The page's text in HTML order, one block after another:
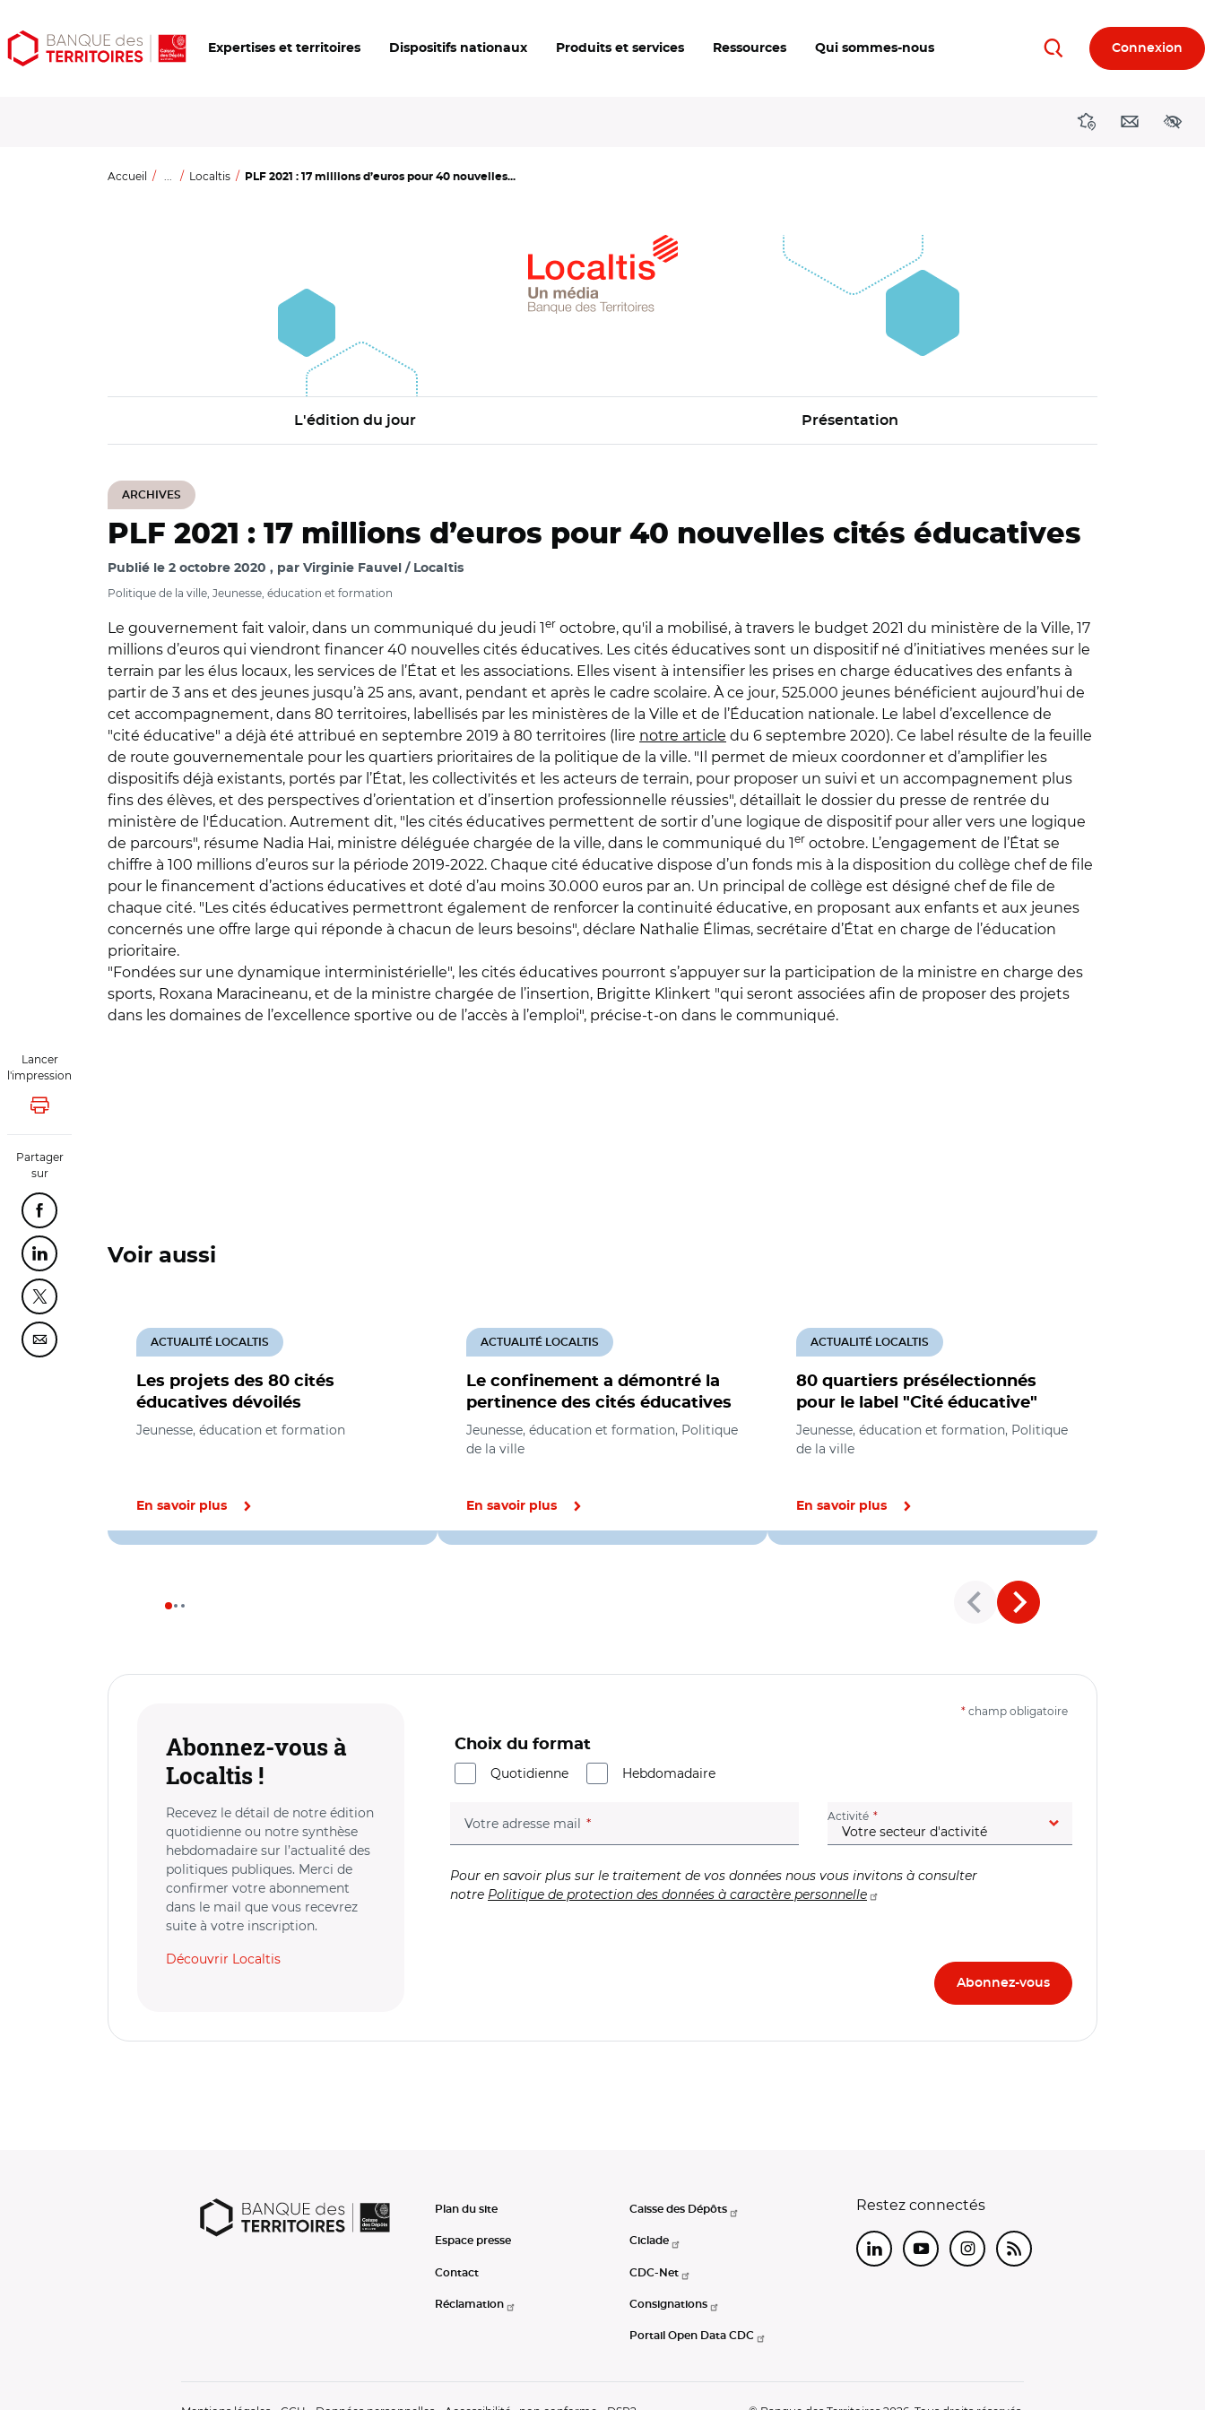
Aller
au
Aller
au
Ouvrir
les
Expertises et territoires Dispositifs nationaux Produits et services Ressources Qui sommes-nous RechercherConnexion
DirectionsContact
Accueil ... Localtis PLF 2021 : 17 millions d’euros pour 40 nouvelles...
L'édition du jour Présentation
ARCHIVES
Lancer
l'impression
Lancer l'impression
Partager
sur
Partager cette page sur Facebook
Partager cette page sur Linkedin
Partager cette page sur Twitter
Partager cette page sur Courriel
PLF 2021 : 17 millions d’euros pour 40 nouvelles cités éducatives
Publié le 2 octobre 2020 par Virginie Fauvel / Localtis
Politique de la ville, Jeunesse, éducation et formation
Le gouvernement fait valoir, dans un communiqué du jeudi 1er octobre, qu'il a mobilisé, à travers le budget 2021 du ministère de la Ville, 17
millions d’euros qui viendront financer 40 nouvelles cités éducatives. Les cités éducatives sont un dispositif né d’initiatives menées sur le
terrain par les élus locaux, les services de l’État et les associations. Elles visent à intensifier les prises en charge éducatives des enfants à
partir de 3 ans et des jeunes jusqu’à 25 ans, avant, pendant et après le cadre scolaire. À ce jour, 525.000 jeunes bénéficient aujourd’hui de
cet accompagnement, dans 80 territoires, labellisés par les ministères de la Ville et de l’Éducation nationale. Le label d’excellence de
"cité éducative" a déjà été attribué en septembre 2019 à 80 territoires (lire notre article du 6 septembre 2020). Ce label résulte de la feuille
de route gouvernementale pour les quartiers prioritaires de la politique de la ville. "Il permet de mieux coordonner et d’amplifier les
dispositifs déjà existants, portés par l’État, les collectivités et les acteurs de terrain, pour proposer un suivi et un accompagnement plus
fins des élèves, et des perspectives d’orientation et d’insertion professionnelle réussies", détaillait le dossier du presse de rentrée du
ministère de l'Éducation. Autrement dit, "les cités éducatives permettent de sortir d’une logique de dispositif pour aller vers une logique
de parcours", résume Nadia Hai, ministre déléguée chargée de la ville, dans le communiqué du 1er octobre. L’engagement de l’État se
chiffre à 100 millions d’euros sur la période 2019-2022. Chaque cité éducative dispose d’un fonds mis à la disposition du collège chef de file
pour le financement d’actions éducatives et doté d’au moins 30.000 euros par an. Un principal de collège est désigné chef de file de
chaque cité. "Les cités éducatives permettront également de renforcer la continuité éducative, en proposant aux enfants et aux jeunes
concernés une offre large qui réponde à chacun de leurs besoins", déclare Nathalie Élimas, secrétaire d’État en charge de l’éducation
prioritaire.
"Fondées sur une dynamique interministérielle", les cités éducatives pourront s’appuyer sur la participation de la ministre en charge des
sports, Roxana Maracineanu, et de la ministre chargée de l’insertion, Brigitte Klinkert "qui seront associées afin de proposer des projets
dans les domaines de l’excellence sportive ou de l’accès à l’emploi", précise-t-on dans le communiqué.
Voir aussi
Les projets des 80 cités
éducatives dévoilés
ACTUALITÉ LOCALTIS
Jeunesse, éducation et formation
En savoir plus
Le confinement a démontré la
pertinence des cités éducatives
ACTUALITÉ LOCALTIS
Jeunesse, éducation et formation, Politique
de la ville
En savoir plus
80 quartiers présélectionnés
pour le label "Cité éducative"
ACTUALITÉ LOCALTIS
Jeunesse, éducation et formation, Politique
de la ville
En savoir plus
Abonnez-vous à
Localtis !
Recevez le détail de notre édition
quotidienne ou notre synthèse
hebdomadaire sur l’actualité des
politiques publiques. Merci de
confirmer votre abonnement
dans le mail que vous recevrez
suite à votre inscription.
Découvrir Localtis
* champ obligatoire
Choix du format
Quotidienne
Hebdomadaire
Votre adresse mail (champ obligatoire) Activité (champ obligatoire)
Pour en savoir plus sur le traitement de vos données nous vous invitons à consulter
notre Politique de protection des données à caractère personnelle
Plan du site
Espace presse
Contact
Réclamation
Caisse des Dépôts
Ciclade
CDC-Net
Consignations
Portail Open Data CDC
Restez connectés
LinkedInYoutubeInstagram
RSS